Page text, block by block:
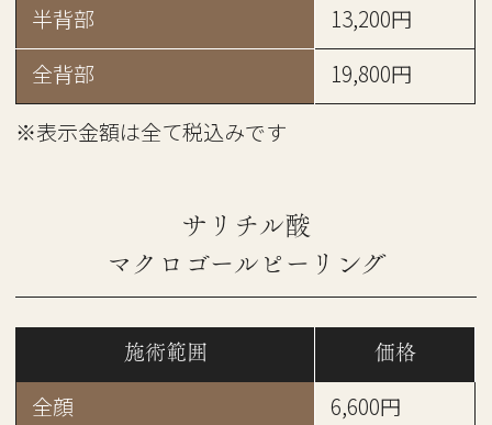
半背部
13,200円
全背部
19,800円
※表示金額は全て税込みです
サリチル酸
マクロゴールピーリング
施術範囲 価格
全顔
6,600円